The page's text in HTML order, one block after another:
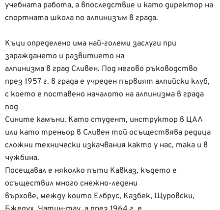
учебната работа, а впоследствие и като директор на
спортната школа по алпинизъм в града.
Къци определено има най-големи заслуги при
зараждането и развитието на
алпинизма в град Сливен. Под негово ръководство
през 1957 г. в града е учреден първият алпийски клуб,
с което е поставено началото на алпинизма в града
под
Сините камъни. Като студент, инструктор в ЦАЛ
или като треньор в Сливен той осъществява редица
сложни технически изкачвания както у нас, така и в
чужбина.
Посещавал е няколко пъти Кавказ, където е
осъществил много снежно-ледени
върхове, между които Елбрус, Казбек, Щуровски,